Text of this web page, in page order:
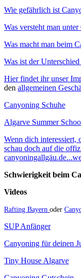
Wie gefährlich ist
Was versteht man
Was macht man beim
Was ist der
Hier findet ihr unser
den allgemeinen
Canyoning Schuhe
Algarve Summer
Wenn dich interessiert,
schau doch auf die
Schwierigkeit beim
Videos
Rafting Bayern oder
SUP Anfänger
Canyoning für deinen
Tiny House Algarve